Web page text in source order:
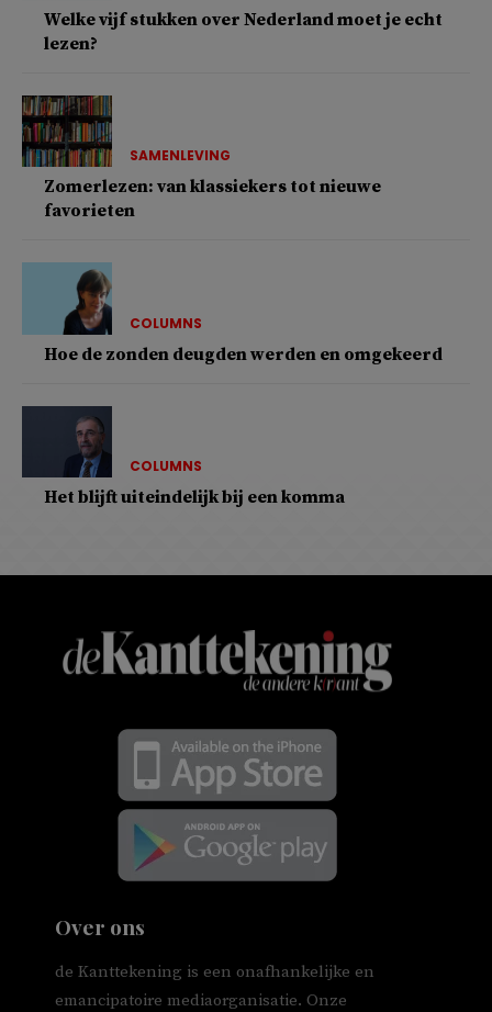
Welke vijf stukken over Nederland moet je echt
lezen?
SAMENLEVING
Zomerlezen: van klassiekers tot nieuwe
favorieten
COLUMNS
Hoe de zonden deugden werden en omgekeerd
COLUMNS
Het blijft uiteindelijk bij een komma
Over ons
de Kanttekening is een onafhankelijke en
emancipatoire mediaorganisatie. Onze